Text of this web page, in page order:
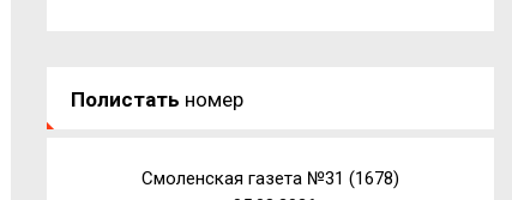
Полистать номер
Смоленская газета №31 (1678)